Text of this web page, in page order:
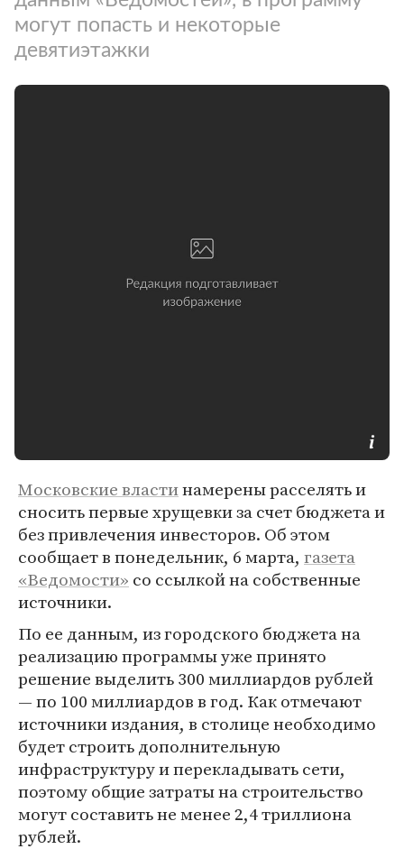
могут попасть и некоторые
девятиэтажки
Московские властинамерены расселять и
сносить первые хрущевки за счет бюджета и
без привлечения инвесторов. Об этом
сообщает в понедельник, 6 марта, газета
«Ведомости» со ссылкой на собственные
источники.
По ее данным, из городского бюджета на
реализацию программы уже принято
решение выделить 300 миллиардов рублей
— по 100 миллиардов в год. Как отмечают
источники издания, в столице необходимо
будет строить дополнительную
инфраструктуру и перекладывать сети,
поэтому общие затраты на строительство
могут составить не менее 2,4 триллиона
рублей.